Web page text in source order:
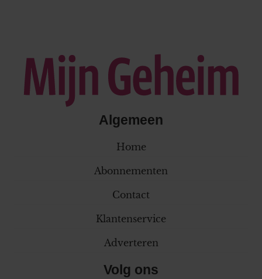
Algemeen
Home
Abonnementen
Contact
Klantenservice
Adverteren
Volg ons